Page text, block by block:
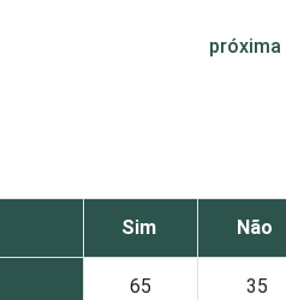
próxima
Sim Não
65 35